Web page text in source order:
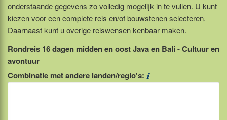
onderstaande gegevens zo volledig mogelijk in te vullen. U kunt
kiezen voor een complete reis en/of bouwstenen selecteren.
Daarnaast kunt u overige reiswensen kenbaar maken.
Rondreis 16 dagen midden en oost Java en Bali - Cultuur en
avontuur
Combinatie met andere landen/regio's: